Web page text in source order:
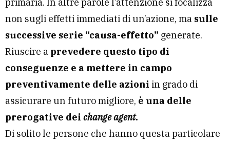
non sugli effetti immediati di un’azione, ma sulle
successive serie “causa-effetto” generate.
Riuscire a prevedere questo tipo di
conseguenze e a mettere in campo
preventivamente delle azioni in grado di
assicurare un futuro migliore, è una delle
prerogative dei change agent.
Di solito le persone che hanno questa particolare